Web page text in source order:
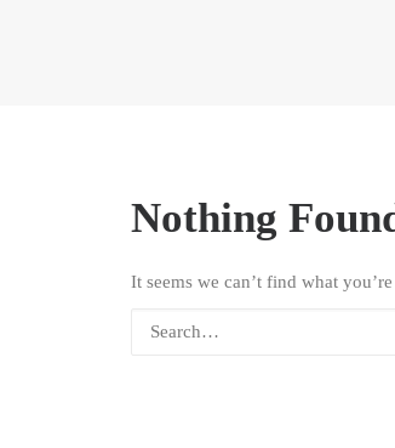
Nothing
It seems we can’t find what